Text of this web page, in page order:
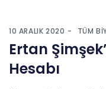
10 ARALIK 2020 TÜM
Ertan
Hesabı